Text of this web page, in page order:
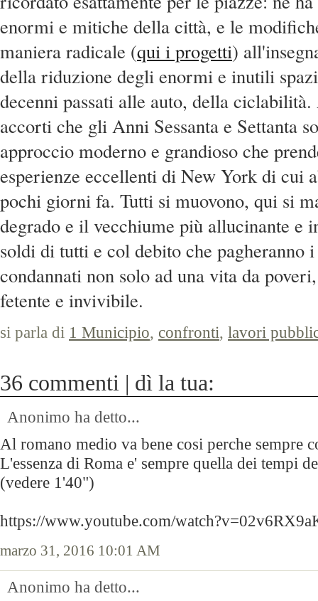
enormi e mitiche della città, e le
maniera radicale (qui i progetti)
della riduzione degli enormi e inutili
decenni passati alle auto, della
accorti che gli Anni Sessanta e Settanta
approccio moderno e grandioso che
esperienze eccellenti di New York di cui
pochi giorni fa. Tutti si muovono, qui si
degrado e il vecchiume più allucinante e
soldi di tutti e col debito che pagheranno
condannati non solo ad una vita da
fetente e invivibile.
si parla di 1 Municipio, confronti, lavori
36 commenti | dì la tua:
Anonimo ha detto...
Al romano medio va bene cosi perche sempre
L'essenza di Roma e' sempre quella dei tempi
(vedere 1'40")
https://www.youtube.com/
marzo 31, 2016 10:01 AM
Anonimo ha detto...